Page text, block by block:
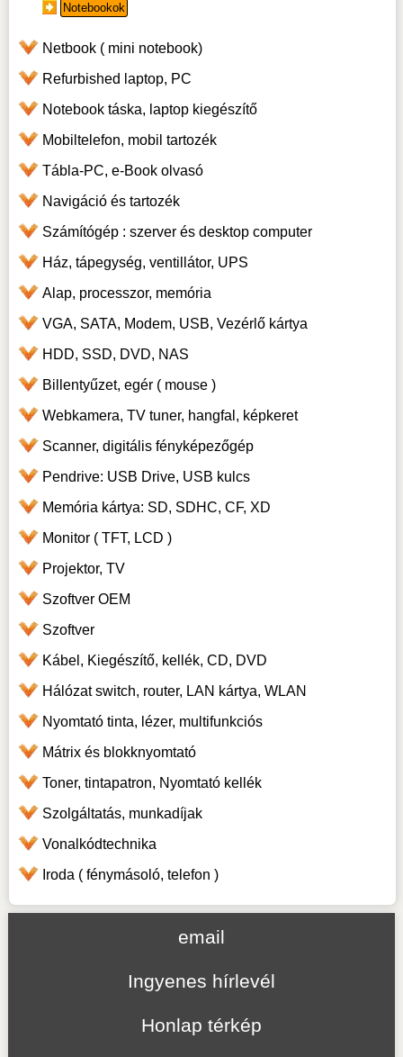
Notebookok
Netbook ( mini notebook)
Refurbished laptop, PC
Notebook táska, laptop kiegészítő
Mobiltelefon, mobil tartozék
Tábla-PC, e-Book olvasó
Navigáció és tartozék
Számítógép : szerver és desktop computer
Ház, tápegység, ventillátor, UPS
Alap, processzor, memória
VGA, SATA, Modem, USB, Vezérlő kártya
HDD, SSD, DVD, NAS
Billentyűzet, egér ( mouse )
Webkamera, TV tuner, hangfal, képkeret
Scanner, digitális fényképezőgép
Pendrive: USB Drive, USB kulcs
Memória kártya: SD, SDHC, CF, XD
Monitor ( TFT, LCD )
Projektor, TV
Szoftver OEM
Szoftver
Kábel, Kiegészítő, kellék, CD, DVD
Hálózat switch, router, LAN kártya, WLAN
Nyomtató tinta, lézer, multifunkciós
Mátrix és blokknyomtató
Toner, tintapatron, Nyomtató kellék
Szolgáltatás, munkadíjak
Vonalkódtechnika
Iroda ( fénymásoló, telefon )
email
Ingyenes hírlevél
Honlap térkép